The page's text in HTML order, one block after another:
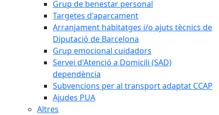
Grup de benestar personal
Targetes d'aparcament
Arranjament habitatges i/o ajuts tècnics de
Diputació de Barcelona
Grup emocional cuidadors
Servei d'Atenció a Domicili (SAD)
dependència
Subvencions per al transport adaptat CCAP
Ajudes PUA
Altres